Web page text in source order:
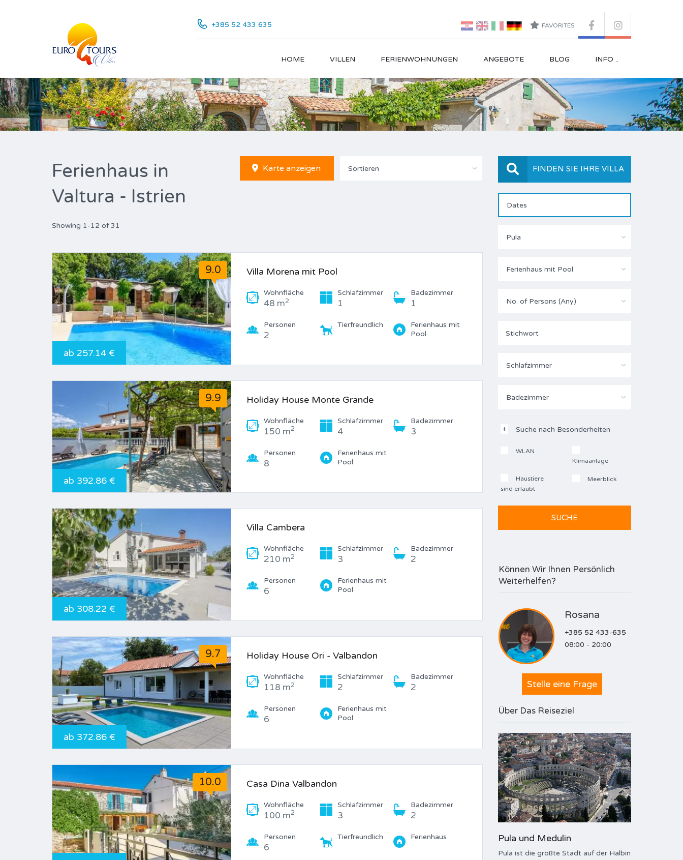
FAVORITES
+385 52 433 635
HOME VILLEN FERIENWOHNUNGEN ANGEBOTE BLOG INFO ..
Ferienhaus in
Valtura - Istrien
Karte anzeigen Sortieren
Showing 1-12 of 31
9.0
ab 257.14 €
Villa Morena mit Pool
Wohnfläche
48 m2
Schlafzimmer
1
Badezimmer
1
Personen
2
Tierfreundlich
Ferienhaus mit
Pool
9.9
ab 392.86 €
Holiday House Monte Grande
Wohnfläche
150 m2
Schlafzimmer
4
Badezimmer
3
Personen
8
Ferienhaus mit
Pool
ab 308.22 €
Villa Cambera
Wohnfläche
210 m2
Schlafzimmer
3
Badezimmer
2
Personen
6
Ferienhaus mit
Pool
9.7
ab 372.86 €
Holiday House Ori - Valbandon
Wohnfläche
118 m2
Schlafzimmer
2
Badezimmer
2
Personen
6
Ferienhaus mit
Pool
10.0 Casa Dina Valbandon
Wohnfläche
100 m2
Schlafzimmer
3
Badezimmer
2
Personen
6
Tierfreundlich Ferienhaus
FINDEN SIE IHRE VILLA
Pula
Ferienhaus mit Pool
No. of Persons (Any)
Schlafzimmer
Badezimmer
Suche nach Besonderheiten
WLAN
Klimaanlage
Haustiere
sind erlaubt
Meerblick
Können Wir Ihnen Persönlich
Weiterhelfen?
Rosana
+385 52 433-635
08:00 - 20:00
Stelle eine Frage
Über Das Reiseziel
Pula und Medulin
Pula ist die größte Stadt auf der Halbin